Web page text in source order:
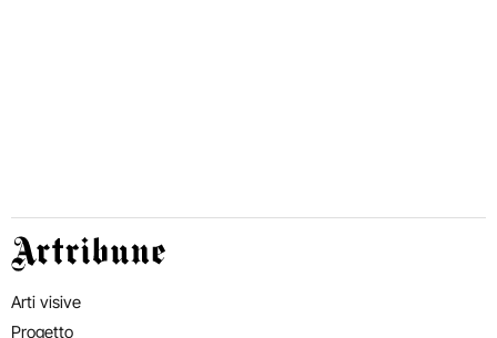
Artribune
Arti visive
Progetto